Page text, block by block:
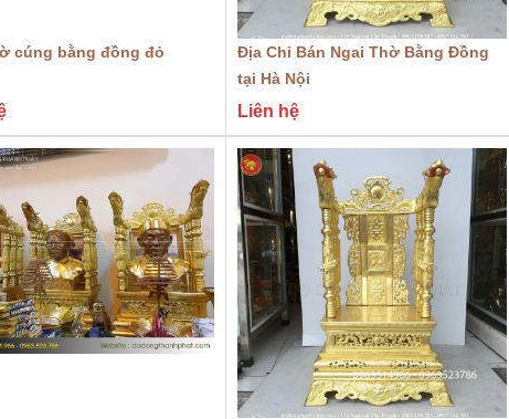
cúng bằng đồng đỏ
Địa Chỉ Bán Ngai Thờ Bằng Đồng
tại Hà Nội
Liên hệ